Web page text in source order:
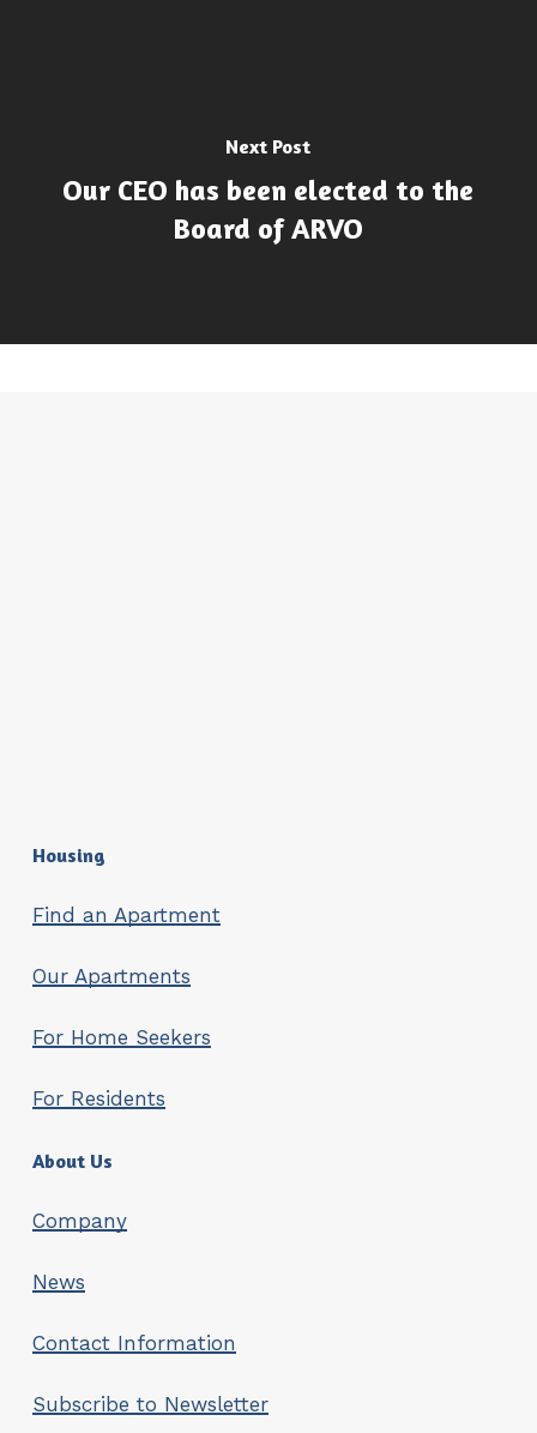
Next Post
Our CEO has been elected to the
Board of ARVO
Housing
Find an Apartment
Our Apartments
For Home Seekers
For Residents
About Us
Company
News
Contact Information
Subscribe to Newsletter